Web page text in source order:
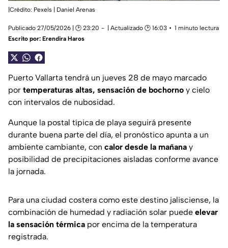
|Crédito: Pexels | Daniel Arenas
Publicado 27/05/2026 | 🕑 23:20 | Actualizado 🕑 16:03
1 minuto lectura
Escrito por: Erendira Haros
Puerto Vallarta tendrá un jueves 28 de mayo marcado
por temperaturas altas, sensación de bochorno y cielo
con intervalos de nubosidad.
Aunque la postal típica de playa seguirá presente
durante buena parte del día, el pronóstico apunta a un
ambiente cambiante, con calor desde la mañana y
posibilidad de precipitaciones aisladas conforme avance
la jornada.
Para una ciudad costera como este destino jalisciense, la
combinación de humedad y radiación solar puede elevar
la sensación térmica por encima de la temperatura
registrada.